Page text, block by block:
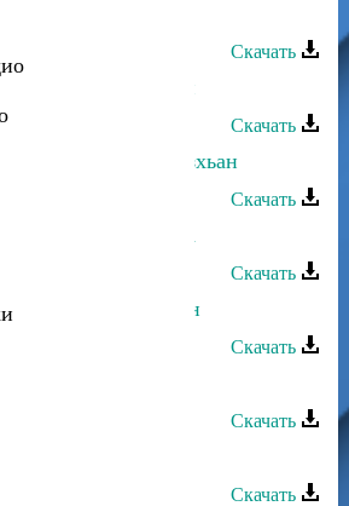
- Дада
Скачать
Скачать
- Гъушва узхьан
Скачать
- Фила пуза
Скачать
- Аман аман
Скачать
Скачать
- Мавлид
Скачать